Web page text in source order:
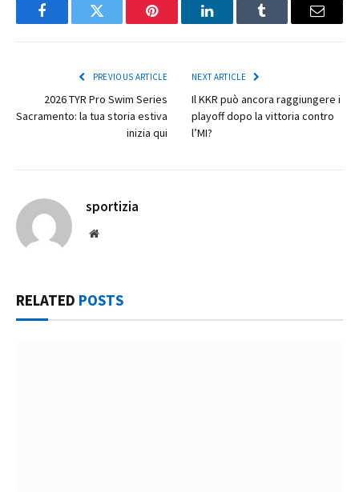
FacebookTwitter Pinterest LinkedInTumblr Email
PREVIOUS ARTICLE
2026 TYR Pro Swim Series
Sacramento: la tua storia estiva
inizia qui
NEXT ARTICLE
Il KKR può ancora raggiungere i
playoff dopo la vittoria contro
l’MI?
sportizia
Website
RELATED POSTS